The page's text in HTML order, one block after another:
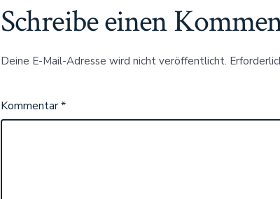
Schreibe einen
Deine E-Mail-Adresse wird nicht veröffentlicht.
Kommentar*